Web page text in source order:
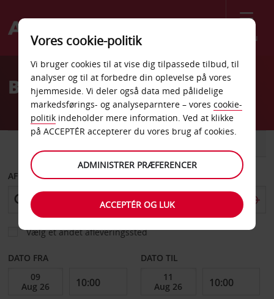
Menu
Welcome
AvisBilleje Chaumont
AFHENT FRA
Vælg et andet afleveringssted
DATO FRA DATO TIL
Vores cookie-politik
Vi bruger cookies til at vise dig tilpassede tilbud, til
analyser og til at forbedre din oplevelse på vores
hjemmeside. Vi deler også data med pålidelige
markedsførings- og analyseparntere – vores cookie-
politik indeholder mere information. Ved at klikke
på ACCEPTÉR accepterer du vores brug af cookies.
ADMINISTRER PRÆFERENCER
ACCEPTÉR OG LUK